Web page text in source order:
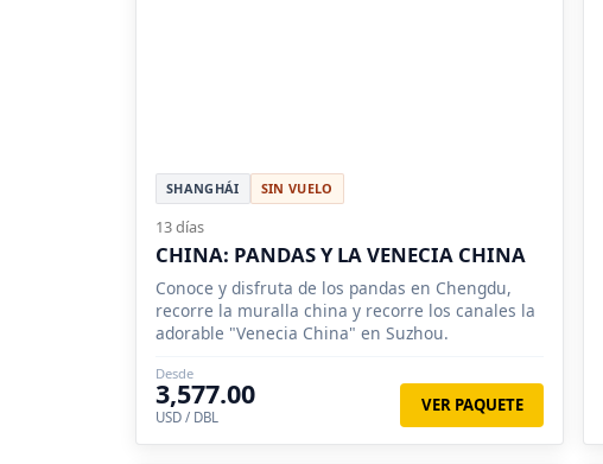
SHANGHÁI SIN VUELO
13 días
CHINA: PANDAS Y LA VENECIA CHINA
Conoce y disfruta de los pandas en Chengdu,
recorre la muralla china y recorre los canales la
adorable "Venecia China" en Suzhou.
Desde
3,577.00
USD / DBL
VER PAQUETE